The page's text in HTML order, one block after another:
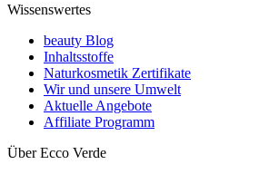
Wissenswertes
beauty Blog
Inhaltsstoffe
Naturkosmetik Zertifikate
Wir und unsere Umwelt
Aktuelle Angebote
Affiliate Programm
Über Ecco Verde